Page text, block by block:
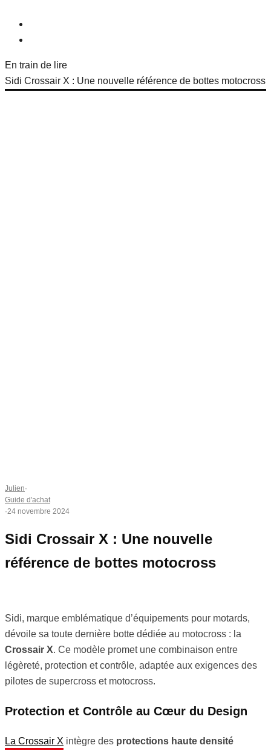
En train de lire
Sidi Crossair X : Une nouvelle référence de bottes motocross
Julien·
Guide d'achat
·24 novembre 2024
Sidi Crossair X : Une nouvelle
référence de bottes motocross
Sidi, marque emblématique d’équipements pour motards,
dévoile sa toute dernière botte dédiée au motocross : la
Crossair X. Ce modèle promet une combinaison entre
légèreté, protection et contrôle, adaptée aux exigences des
pilotes de supercross et motocross.
Protection et Contrôle au Cœur du Design
La Crossair X intègre des protections haute densité